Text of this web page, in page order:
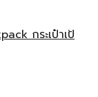
กระเป๋าเป้